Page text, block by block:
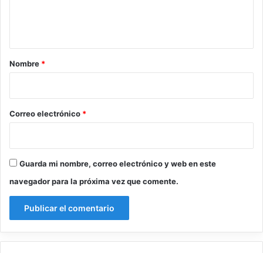
n
r
*
Nombre *
Correo electrónico *
Guarda mi nombre, correo electrónico y web en este
navegador para la próxima vez que comente.